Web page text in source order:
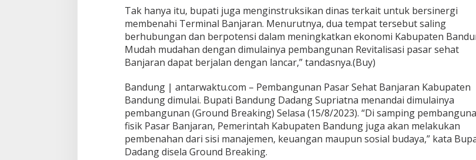
Tak hanya itu, bupati juga menginstruksikan dinas terkait untuk bersinergi
membenahi Terminal Banjaran. Menurutnya, dua tempat tersebut saling
berhubungan dan berpotensi dalam meningkatkan ekonomi Kabupaten
Mudah mudahan dengan dimulainya pembangunan Revitalisasi pasar sehat
Banjaran dapat berjalan dengan lancar,” tandasnya.(Buy)
Bandung | antarwaktu.com – Pembangunan Pasar Sehat Banjaran Kabupaten
Bandung dimulai. Bupati Bandung Dadang Supriatna menandai dimulainya
pembangunan (Ground Breaking) Selasa (15/8/2023). “Di samping
fisik Pasar Banjaran, Pemerintah Kabupaten Bandung juga akan melakukan
pembenahan dari sisi manajemen, keuangan maupun sosial budaya,” kata
Dadang disela Ground Breaking.